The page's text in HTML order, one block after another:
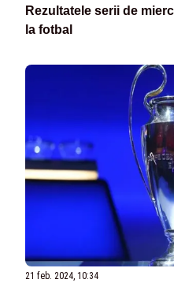
Rezultatele serii de
la fotbal
21 feb. 2024, 10:34